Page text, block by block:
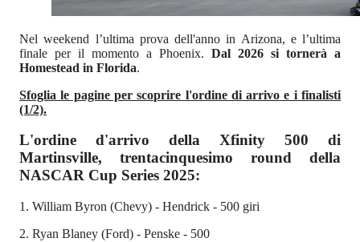
Nel weekend l’ultima prova dell'anno in Arizona, e l’ultima
finale per il momento a Phoenix. Dal 2026 si tornerà a
Homestead in Florida.
Sfoglia le pagine per scoprire l'ordine di arrivo e i finalisti
(1/2).
L'ordine d'arrivo della Xfinity 500 di
Martinsville, trentacinquesimo round della
NASCAR Cup Series 2025:
1. William Byron (Chevy) - Hendrick - 500 giri
2. Ryan Blaney (Ford) - Penske - 500